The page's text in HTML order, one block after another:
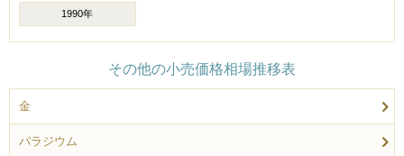
1990年
その他の小売価格相場推移表
金
パラジウム